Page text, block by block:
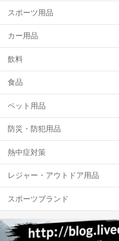
スポーツ用品
カー用品
飲料
食品
ペット用品
防災・防犯用品
熱中症対策
レジャー・アウトドア用品
スポーツブランド